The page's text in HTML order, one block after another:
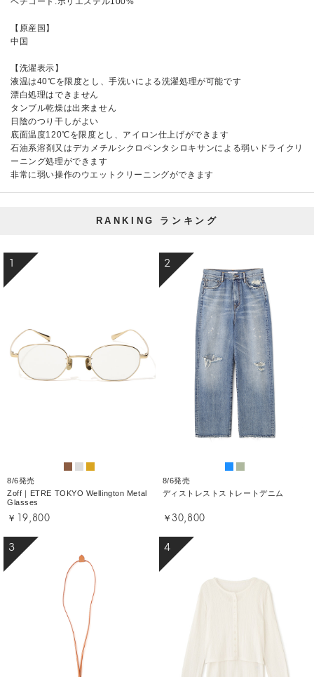
【原産国】
中国
【洗濯表示】
液温は40℃を限度とし、手洗いによる洗濯処理が可能です
漂白処理はできません
タンブル乾燥は出来ません
日陰のつり干しがよい
底面温度120℃を限度とし、アイロン仕上げができます
石油系溶剤又はデカメチルシクロペンタシロキサンによる弱いドライクリ
ーニング処理ができます
非常に弱い操作のウエットクリーニングができます
RANKING ランキング
1
8/6発売
Zoff｜ETRE TOKYO Wellington Metal
Glasses
￥19,800
2
8/6発売
ディストレストストレートデニム
￥30,800
3 4